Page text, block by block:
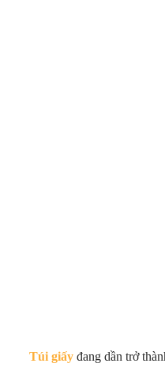
Túi giấy đang dần trở